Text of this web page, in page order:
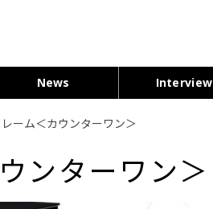
News Interview
ーム＜カウンターワン＞
ンターワン＞